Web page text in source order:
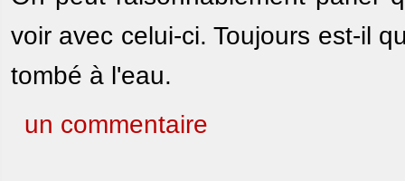
voir avec celui-ci. Toujours est-il
tombé à l'eau.
un commentaire